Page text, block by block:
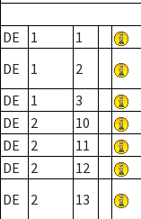
DE 1 1
DE
1 2
DE
1 3
DE
2 10
DE
2 11
DE
2 12
DE
2 13